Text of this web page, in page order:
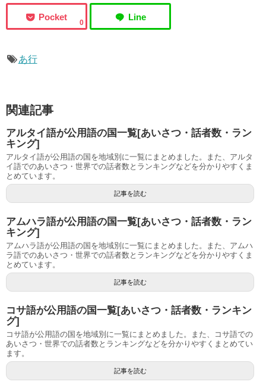
0
あ行
関連記事
アルタイ語が公用語の国一覧[あいさつ・話者数・ラン
キング]
アルタイ語が公用語の国を地域別に一覧にまとめました。また、アルタ
イ語でのあいさつ・世界での話者数とランキングなどを分かりやすくま
とめています。
記事を読む
アムハラ語が公用語の国一覧[あいさつ・話者数・ラン
キング]
アムハラ語が公用語の国を地域別に一覧にまとめました。また、アムハ
ラ語でのあいさつ・世界での話者数とランキングなどを分かりやすくま
とめています。
記事を読む
コサ語が公用語の国一覧[あいさつ・話者数・ランキン
グ]
コサ語が公用語の国を地域別に一覧にまとめました。また、コサ語での
あいさつ・世界での話者数とランキングなどを分かりやすくまとめてい
ます。
記事を読む